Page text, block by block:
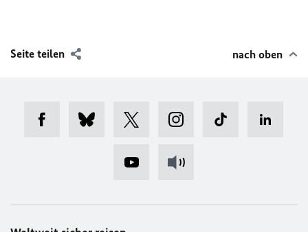
Seite teilen nach oben